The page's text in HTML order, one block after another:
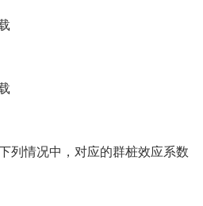
情况中，对应的群桩效应系数